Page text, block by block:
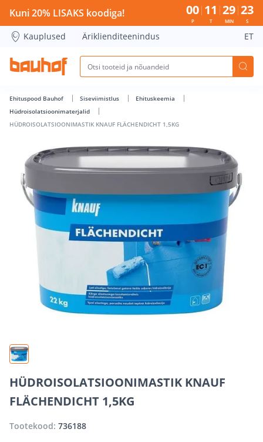
HÜDROISOLATSIOONIMASTIK KNAUF FLÄCHENDICHT
Kuni 20% LISAKS koodiga! 00
P
11
T
29
MIN
22
S
Kauplused Äriklienditeenindus ET
Ehituspood Bauhof Siseviimistlus
Ehituskeemia
Hüdroisolatsioonimaterjalid
HÜDROISOLATSIOONIMASTIK KNAUF FLÄCHENDICHT 1,5KG
HÜDROISOLATSIOONIMASTIK KNAUF
FLÄCHENDICHT 1,5KG
Tootekood: 736188